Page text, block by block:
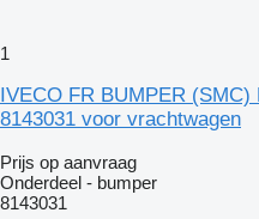
1
IVECO FR BUMPER (SMC)
8143031 voor vrachtwagen
Prijs op aanvraag
Onderdeel - bumper
8143031